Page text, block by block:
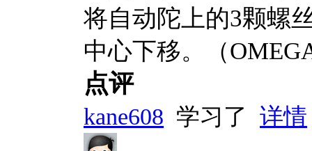
将自动陀上的3颗螺
中心下移。（
点评
kane608 学习了 详情